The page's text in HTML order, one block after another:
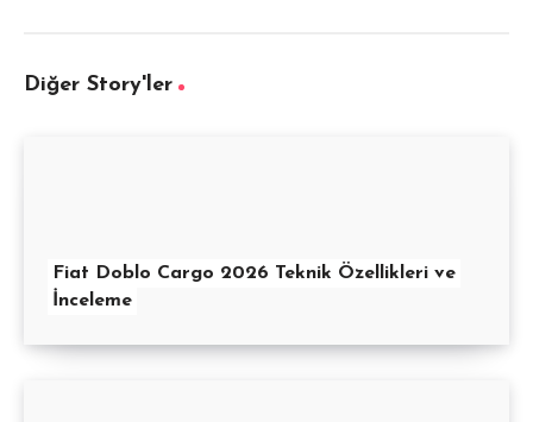
Diğer Story'ler
Fiat Doblo Cargo 2026 Teknik Özellikleri ve
İnceleme